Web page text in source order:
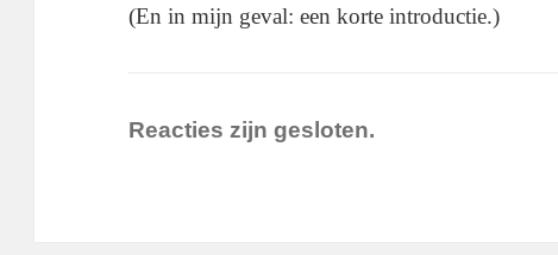
(En in mijn geval: een korte introductie.)
Reacties zijn gesloten.